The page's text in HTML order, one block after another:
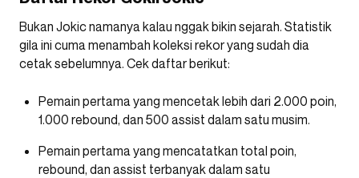
Bukan Jokic namanya kalau nggak bikin sejarah. Statistik
gila ini cuma menambah koleksi rekor yang sudah dia
cetak sebelumnya. Cek daftar berikut:
Pemain pertama yang mencetak lebih dari 2.000 poin,
1.000 rebound, dan 500 assist dalam satu musim.
Pemain pertama yang mencatatkan total poin,
rebound, dan assist terbanyak dalam satu